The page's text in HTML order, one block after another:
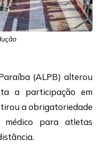
(ALPB) alterou
a participação em
a obrigatoriedade
para atletas